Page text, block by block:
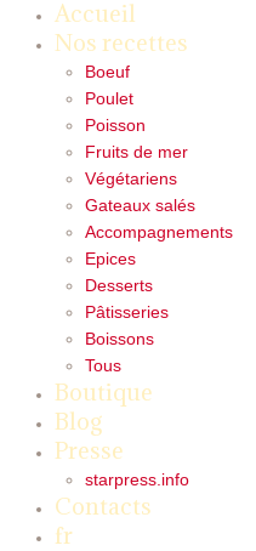
Accueil
Nos recettes
Boeuf
Poulet
Poisson
Fruits de mer
Végétariens
Gateaux salés
Accompagnements
Epices
Desserts
Pâtisseries
Boissons
Tous
Boutique
Blog
Presse
starpress.info
Contacts
fr